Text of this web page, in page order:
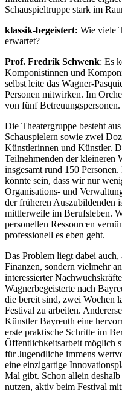
Schauspieltruppe stark im
klassik-begeistert: Wie viele
erwartet?
Prof. Fredrik Schwenk: Es
Komponistinnen und
selbst leite das Wagner-
Personen mitwirken. Im
von fünf Betreuungspersonen.
Die Theatergruppe besteht
Schauspielern sowie zwei
Künstlerinnen und Künstler.
Teilnehmenden der kleineren
insgesamt rund 150
könnte sein, dass wir nur
Organisations- und
der früheren Auszubildenden
mittlerweile im Berufsleben.
personellen Ressourcen
professionell es eben geht.
Das Problem liegt dabei
Finanzen, sondern vielmehr
interessierter
Wagnerbegeisterte nach
die bereit sind, zwei Wochen
Festival zu arbeiten.
Künstler Bayreuth eine
erste praktische Schritte im
Öffentlichkeitsarbeit möglich
für Jugendliche immens
eine einzigartige
Mal gibt. Schon allein
nutzen, aktiv beim Festival